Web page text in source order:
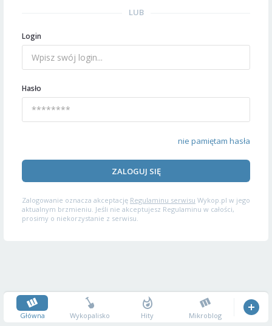
LUB
Login
Hasło
nie pamiętam hasła
ZALOGUJ SIĘ
Zalogowanie oznacza akceptację Regulaminu serwisu Wykop.pl w jego
aktualnym brzmieniu. Jeśli nie akceptujesz Regulaminu w całości,
prosimy o niekorzystanie z serwisu.
Główna Wykopalisko Hity Mikroblog